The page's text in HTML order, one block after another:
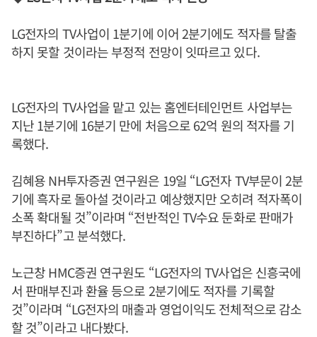
LG전자의 TV사업이 1분기에 이어 2분기에도 적자를 탈출
하지 못할 것이라는 부정적 전망이 잇따르고 있다.
LG전자의 TV사업을 맡고 있는 홈엔터테인먼트 사업부는
지난 1분기에 16분기 만에 처음으로 62억 원의 적자를 기
록했다.
김혜용 NH투자증권 연구원은 19일 “LG전자 TV부문이 2분
기에 흑자로 돌아설 것이라고 예상했지만 오히려 적자폭이
소폭 확대될 것”이라며 “전반적인 TV수요 둔화로 판매가
부진하다”고 분석했다.
노근창 HMC증권 연구원도 “LG전자의 TV사업은 신흥국에
서 판매부진과 환율 등으로 2분기에도 적자를 기록할
것”이라며 “LG전자의 매출과 영업이익도 전체적으로 감소
할 것”이라고 내다봤다.